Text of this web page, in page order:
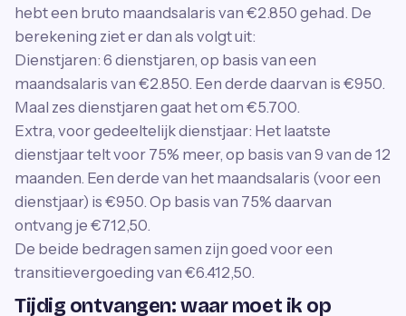
hebt een bruto maandsalaris van €2.850 gehad. De
berekening ziet er dan als volgt uit:
Dienstjaren: 6 dienstjaren, op basis van een
maandsalaris van €2.850. Een derde daarvan is €950.
Maal zes dienstjaren gaat het om €5.700.
Extra, voor gedeeltelijk dienstjaar: Het laatste
dienstjaar telt voor 75% meer, op basis van 9 van de 12
maanden. Een derde van het maandsalaris (voor een
dienstjaar) is €950. Op basis van 75% daarvan
ontvang je €712,50.
De beide bedragen samen zijn goed voor een
transitievergoeding van €6.412,50.
Tijdig ontvangen: waar moet ik op